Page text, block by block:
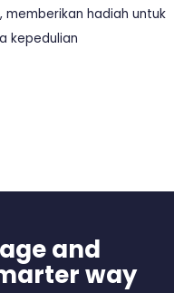
memberikan hadiah untuk
kepedulian
and
way